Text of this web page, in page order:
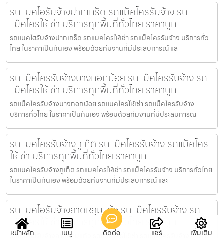
รถแบคโฮรับจ้างปากเกร็ด รถแม็คโครรับจ้าง รถ
แม็คโครให้เช่า บริการทุกพื้นที่ทั่วไทย ราคาถูก
รถแบคโฮรับจ้างปากเกร็ด รถแมคโครให้เช่า รถแม็คโครรับจ้าง บริการทั่ว
ไทย ในราคาเป็นกันเอง พร้อมด้วยทีมงานที่มีประสบการณ์ แล
รถแม็คโครรับจ้างบางกอกน้อย รถแม็คโครรับจ้าง รถ
แม็คโครให้เช่า บริการทุกพื้นที่ทั่วไทย ราคาถูก
รถแม็คโครรับจ้างบางกอกน้อย รถแมคโครให้เช่า รถแม็คโครรับจ้าง
บริการทั่วไทย ในราคาเป็นกันเอง พร้อมด้วยทีมงานที่มีประสบการณ
รถแมคโครรับจ้างภูเก็ต รถแม็คโครรับจ้าง รถแม็คโคร
ให้เช่า บริการทุกพื้นที่ทั่วไทย ราคาถูก
รถแมคโครรับจ้างภูเก็ต รถแมคโครให้เช่า รถแม็คโครรับจ้าง บริการทั่วไทย
ในราคาเป็นกันเอง พร้อมด้วยทีมงานที่มีประสบการณ์ และ
รถแบคโฮรับจ้างลาดหลุมแก้ว รถแม็คโครรับจ้าง รถ
แม็คโครให้เช่า บริการทุกพื้นที่ทั่วไทย ราคาถูก
หน้าหลัก เมนู ติดต่อ แชร์ เพิ่มเติม